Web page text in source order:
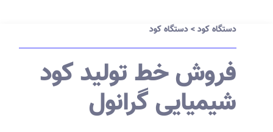
دستگاه کود>دستگاه کود
فروش خط تولید کود
شیمیایی گرانول